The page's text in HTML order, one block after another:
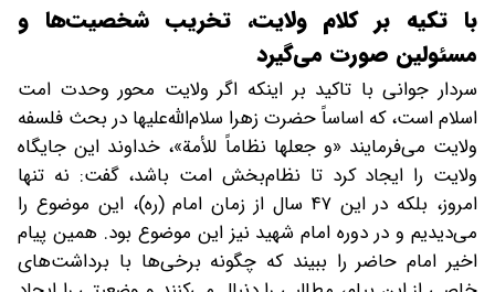
با تکیه بر کلام ولایت، تخریب شخصیت‌ها و
مسئولین صورت می‌گیرد
سردار جوانی با تاکید بر اینکه اگر ولایت محور وحدت امت
اسلام است، که اساساً حضرت زهرا سلام‌الله‌علیها در بحث فلسفه
ولایت می‌فرمایند «و جعلها نظاماً للأمة»، خداوند این جایگاه
ولایت را ایجاد کرد تا نظام‌بخش امت باشد، گفت: نه تنها
امروز، بلکه در این ۴۷ سال از زمان امام (ره)، این موضوع را
می‌دیدیم و در دوره امام شهید نیز این موضوع بود. همین پیام
اخیر امام حاضر را ببیند که چگونه برخی‌ها با برداشت‌های